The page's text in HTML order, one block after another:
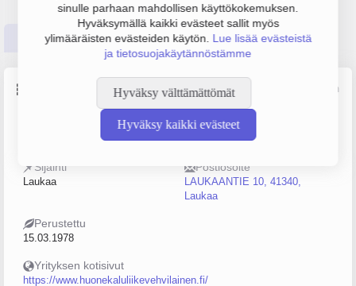
sinulle parhaan mahdollisen käyttökokemuksen.
Hyväksymällä kaikki evästeet sallit myös
ylimääräisten evästeiden käytön. Lue lisää evästeistä
ja tietosuojakäytännöstämme
Hyväksy välttämättömät
Hyväksy kaikki evästeet
Perustiedot Tilinpäätösluvut Päättäjätiedot
Lähde: YTJ, PRH, Traficom
Henkilöstömäärä
0–4
Sijainti
Laukaa
Postiosoite
LAUKAANTIE 10, 41340,
Laukaa
Perustettu
15.03.1978
Yrityksen kotisivut
https://www.huonekaluliikevehvilainen.fi/